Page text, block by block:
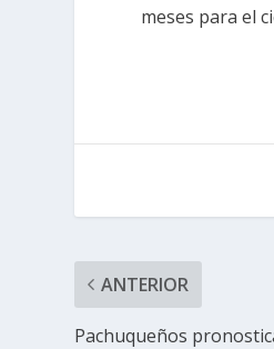
meses para el
ANTERIOR
Pachuqueños